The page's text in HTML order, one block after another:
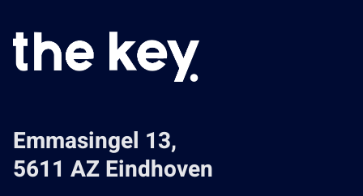
Emmasingel 13,
5611 AZ Eindhoven